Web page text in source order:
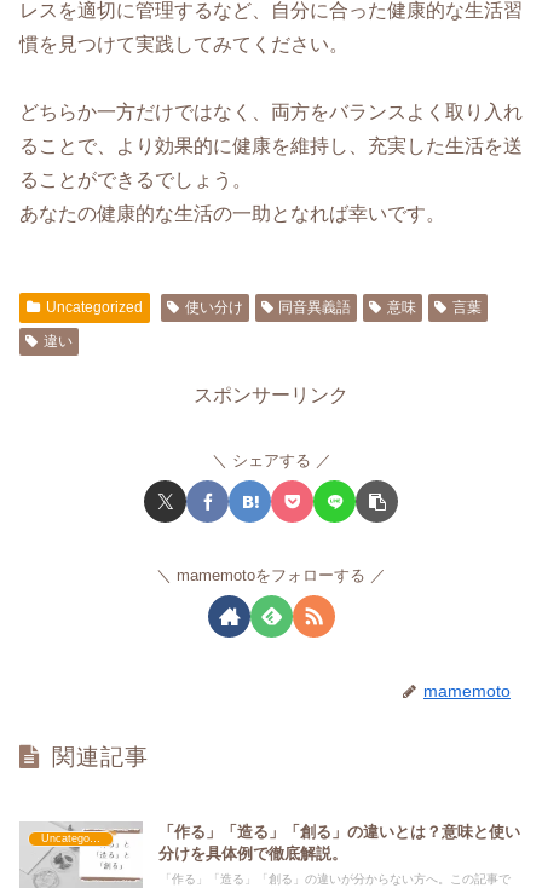
レスを適切に管理するなど、自分に合った健康的な生活習
慣を見つけて実践してみてください。
どちらか一方だけではなく、両方をバランスよく取り入れ
ることで、より効果的に健康を維持し、充実した生活を送
ることができるでしょう。
あなたの健康的な生活の一助となれば幸いです。
Uncategorized 使い分け 同音異義語 意味
言葉
違い
スポンサーリンク
シェアする
mamemotoをフォローする
mamemoto
関連記事
「作る」「造る」「創る」の違いとは？意味と使い
分けを具体例で徹底解説。
「作る」「造る」「創る」の違いが分からない方へ。この記事で